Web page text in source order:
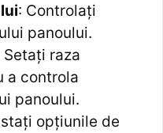
: Controlați
panoului.
Setați raza
a controla
panoului.
opțiunile de